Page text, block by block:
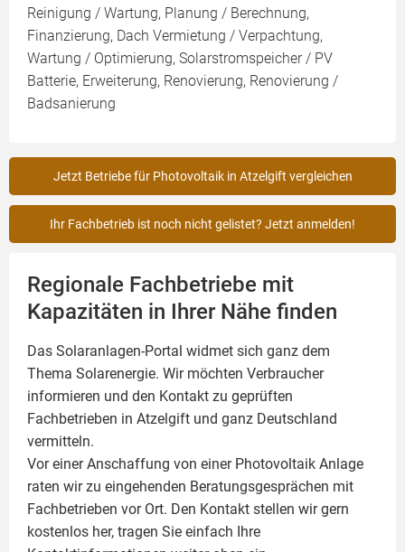
Reinigung / Wartung, Planung / Berechnung,
Finanzierung, Dach Vermietung / Verpachtung,
Wartung / Optimierung, Solarstromspeicher / PV
Batterie, Erweiterung, Renovierung, Renovierung /
Badsanierung
Jetzt Betriebe für Photovoltaik in Atzelgift vergleichen
Ihr Fachbetrieb ist noch nicht gelistet? Jetzt anmelden!
Regionale Fachbetriebe mit
Kapazitäten in Ihrer Nähe finden
Das Solaranlagen-Portal widmet sich ganz dem
Thema Solarenergie. Wir möchten Verbraucher
informieren und den Kontakt zu geprüften
Fachbetrieben in Atzelgift und ganz Deutschland
vermitteln.
Vor einer Anschaffung von einer Photovoltaik Anlage
raten wir zu eingehenden Beratungsgesprächen mit
Fachbetrieben vor Ort. Den Kontakt stellen wir gern
kostenlos her, tragen Sie einfach Ihre